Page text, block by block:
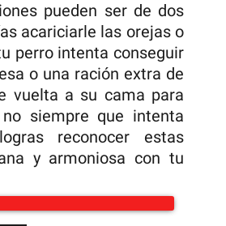
pueden ser de dos
acariciarle las orejas o
perro intenta conseguir
o una ración extra de
vuelta a su cama para
siempre que intenta
reconocer estas
y armoniosa con tu